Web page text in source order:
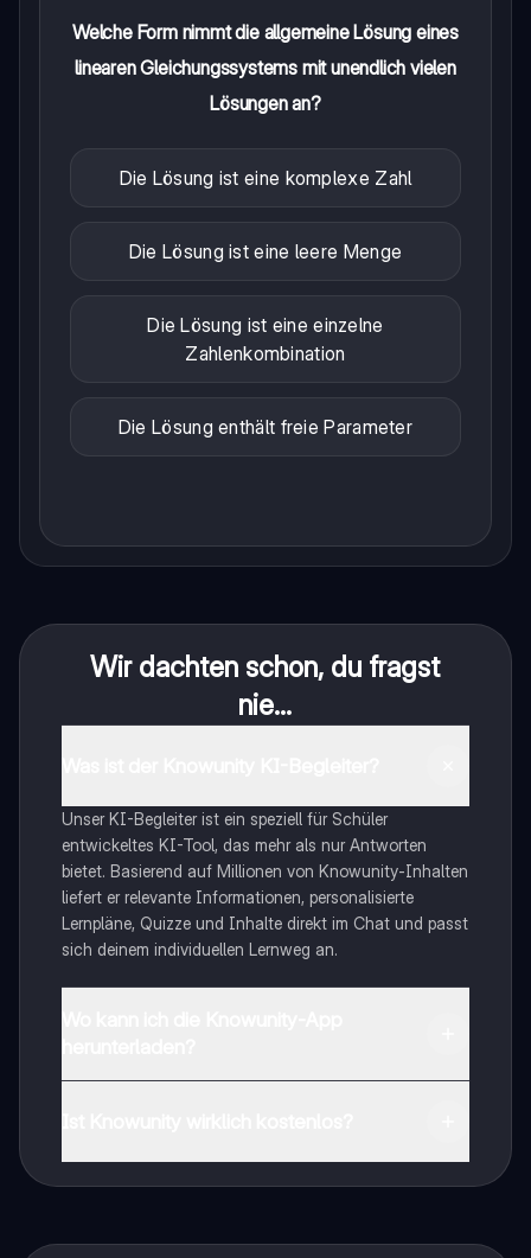
Welche Form nimmt die allgemeine Lösung eines
linearen Gleichungssystems mit unendlich vielen
Lösungen an?
Die Lösung ist eine komplexe Zahl
Die Lösung ist eine leere Menge
Die Lösung ist eine einzelne
Zahlenkombination
Die Lösung enthält freie Parameter
Wir dachten schon, du fragst
nie...
Unser KI-Begleiter ist ein speziell für Schüler
entwickeltes KI-Tool, das mehr als nur Antworten
bietet. Basierend auf Millionen von Knowunity-Inhalten
liefert er relevante Informationen, personalisierte
Lernpläne, Quizze und Inhalte direkt im Chat und passt
sich deinem individuellen Lernweg an.